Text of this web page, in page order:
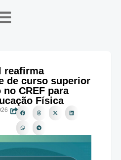
reafirma
de curso superior
CREF para
Física